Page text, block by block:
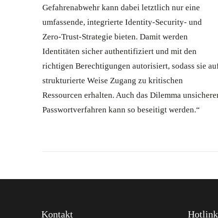
Gefahrenabwehr kann dabei letztlich nur eine
umfassende, integrierte Identity-Security- und
Zero-Trust-Strategie bieten. Damit werden
Identitäten sicher authentifiziert und mit den
richtigen Berechtigungen autorisiert, sodass sie
strukturierte Weise Zugang zu kritischen
Ressourcen erhalten. Auch das Dilemma
Passwortverfahren kann so beseitigt werden.“
Kontakt